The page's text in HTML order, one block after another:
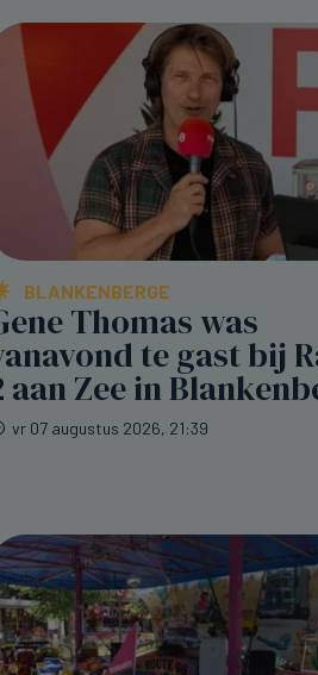
BLANKENBERGE
Thomas was
te gast bij
aan Zee in
vr 07 augustus 2026, 21:39